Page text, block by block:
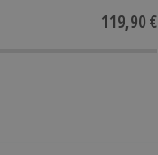
119,90 €